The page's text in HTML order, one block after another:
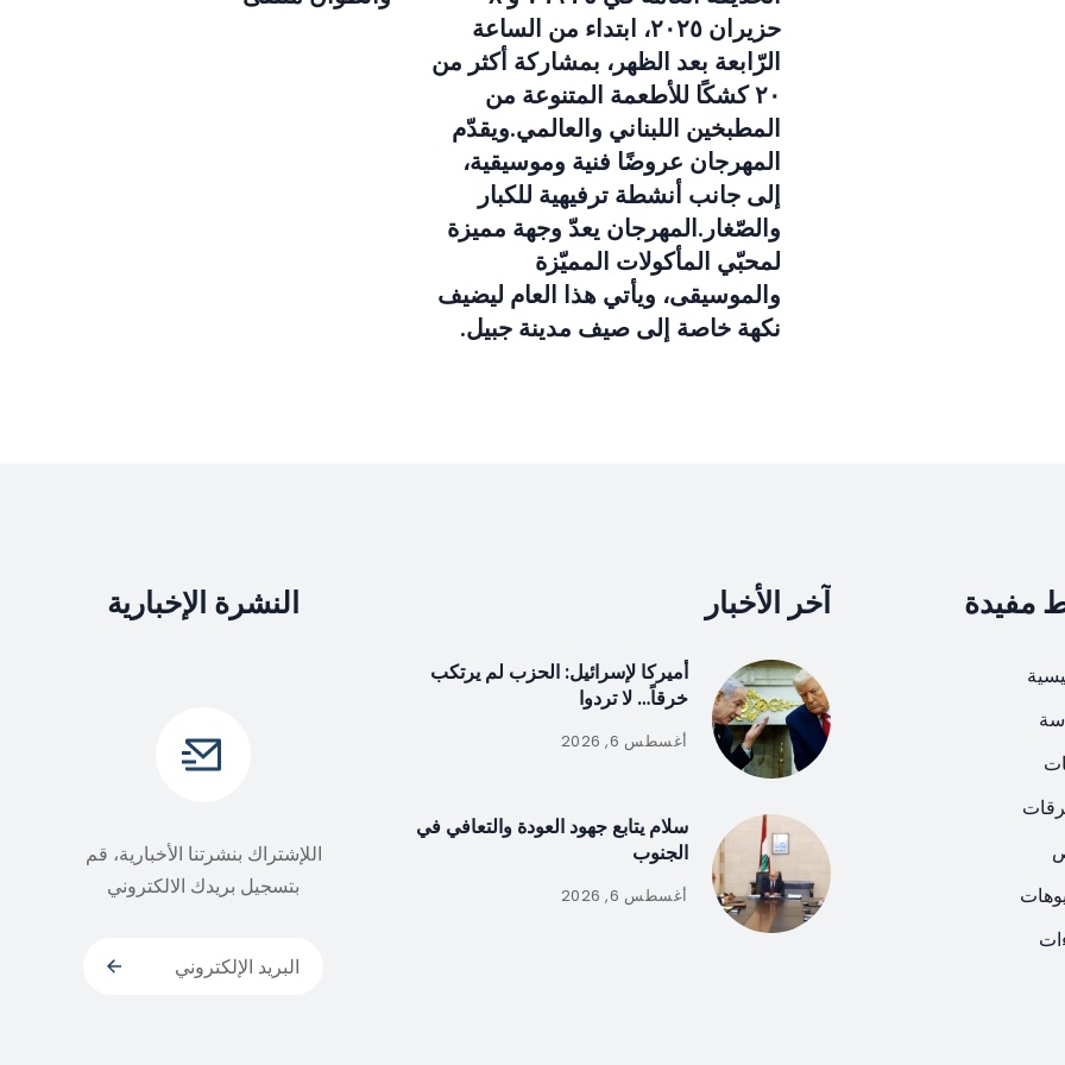
حزيران ٢٠٢٥، ابتداء من الساعة
الرّابعة بعد الظهر، بمشاركة أكثر من
٢٠ كشكًا للأطعمة المتنوعة من
المطبخين اللبناني والعالمي.ويقدّم
المهرجان عروضًا فنية وموسيقية،
إلى جانب أنشطة ترفيهية للكبار
والصّغار.المهرجان يعدّ وجهة مميزة
لمحبّي المأكولات المميّزة
والموسيقى، ويأتي هذا العام ليضيف
نكهة خاصة إلى صيف مدينة جبيل.
مفيدة آخر الأخبار
أميركا لإسرائيل: الحزب لم يرتكب
خرقاً… لا تردوا
أغسطس 6, 2026
سلام يتابع جهود العودة والتعافي في
الجنوب
أغسطس 6, 2026
النشرة الإخبارية
اللإشتراك بنشرتنا الأخبارية، قم
بتسجيل بريدك الالكتروني